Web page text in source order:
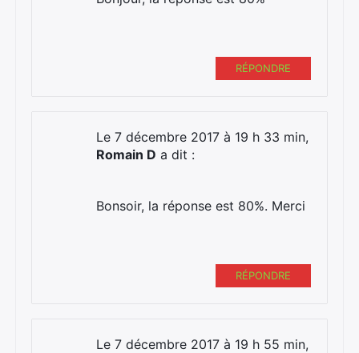
RÉPONDRE
Le 7 décembre 2017 à 19 h 33 min,
Romain D a dit :
Bonsoir, la réponse est 80%. Merci
RÉPONDRE
Le 7 décembre 2017 à 19 h 55 min,